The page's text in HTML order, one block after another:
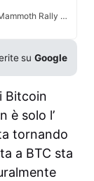
Il Mammoth Rally di Bitcoin ha causato il 20% di scorte di Nasdaq al 20%
suGoogle
Bitcoin
è solo l’
tornando
a BTC sta